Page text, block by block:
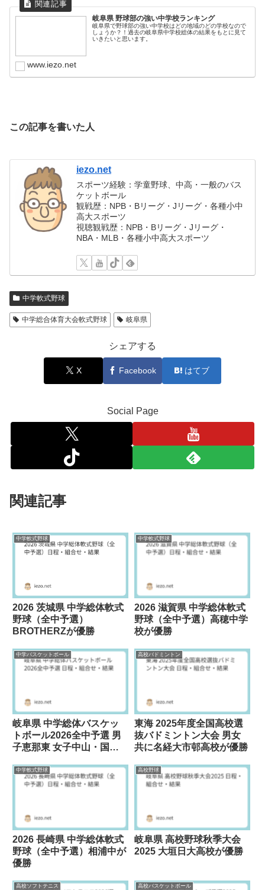
岐阜県 野球部の強い中学校ランキング
岐阜県で野球部の強い中学校はどの地域のどの学校なので
しょうか？！過去の岐阜県中学校総体の結果をもとに見て
いきたいと思います。
www.iezo.net
この記事を書いた人
iezo.net
スポーツ経験：学童野球、中高・一般のバス
ケットボール
観戦歴：NPB・Bリーグ・Jリーグ・各種小中
高大スポーツ
視聴観戦歴：NPB・Bリーグ・Jリーグ・
NBA・MLB・各種小中高大スポーツ
中学軟式野球
中学総合体育大会軟式野球 岐阜県
シェアする
X Facebook はてブ
Social Page
関連記事
中学軟式野球
2026 茨城県 中学総体軟式
野球（全中予選）
BROTHERZが優勝
中学軟式野球
2026 滋賀県 中学総体軟式
野球（全中予選）高穂中学
校が優勝
中学バスケットボール
岐阜県 中学総体バスケッ
トボール2026全中予選 男
子恵那東 女子中山・国府
高校バドミントン
東海 2025年度全国高校選
抜バドミントン大会 男女
共に名経大市邨高校が優勝
中学軟式野球
2026 長崎県 中学総体軟式
野球（全中予選）相浦中が
優勝
高校野球
岐阜県 高校野球秋季大会
2025 大垣日大高校が優勝
高校ソフトテニス 高校バスケットボール